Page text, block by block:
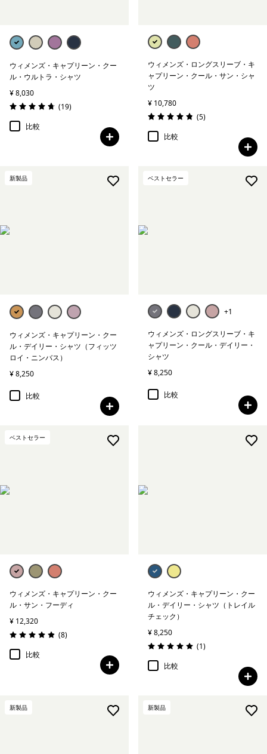
ウィメンズ・キャプリーン・クー
ル・ウルトラ・シャツ
¥ 8,030
評価: 4.7 / 5
(19レビュー
)
比較
ウィメンズ・ロングスリーブ・キ
ャプリーン・クール・サン・シャ
ツ
¥ 10,780
評価: 4.8 / 5
(5レビュー
)
比較
新製品
ウィメンズ・キャプリーン・クー
ル・デイリー・シャツ（フィッツ
ロイ・ニンバス）
¥ 8,250
比較
ベストセラー
+1
ウィメンズ・ロングスリーブ・キ
ャプリーン・クール・デイリー・
シャツ
¥ 8,250
比較
ベストセラー
ウィメンズ・キャプリーン・クー
ル・サン・フーディ
¥ 12,320
評価: 4.9 / 5
(8レビュー
)
比較
ウィメンズ・キャプリーン・クー
ル・デイリー・シャツ（トレイル
チェック）
¥ 8,250
評価: 5.0 / 5
(1レビュー
)
比較
新製品 新製品